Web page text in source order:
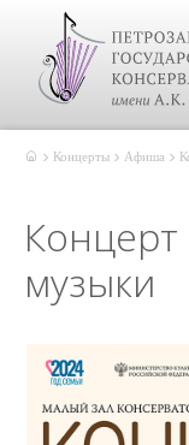
Концерты Афиша
музыки